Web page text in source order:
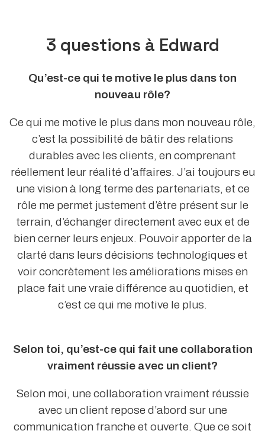
3 questions à Edward
Qu’est-ce qui te motive le plus dans ton
nouveau rôle?
Ce qui me motive le plus dans mon nouveau rôle,
c’est la possibilité de bâtir des relations
durables avec les clients, en comprenant
réellement leur réalité d’affaires. J’ai toujours eu
une vision à long terme des partenariats, et ce
rôle me permet justement d’être présent sur le
terrain, d’échanger directement avec eux et de
bien cerner leurs enjeux. Pouvoir apporter de la
clarté dans leurs décisions technologiques et
voir concrètement les améliorations mises en
place fait une vraie différence au quotidien, et
c’est ce qui me motive le plus.
Selon toi, qu’est-ce qui fait une collaboration
vraiment réussie avec un client?
Selon moi, une collaboration vraiment réussie
avec un client repose d’abord sur une
communication franche et ouverte. Que ce soit